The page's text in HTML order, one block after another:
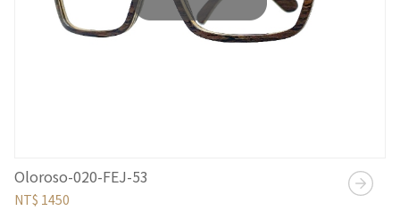
Oloroso-020-FEJ-53
NT$ 1450